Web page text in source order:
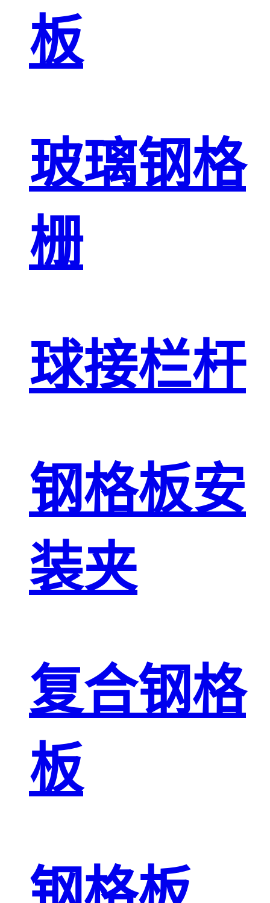
板
玻璃钢格
栅
球接栏杆
钢格板安
装夹
复合钢格
板